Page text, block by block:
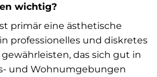
wichtig?
primär eine ästhetische
professionelles und diskretes
das sich gut in
und Wohnumgebungen